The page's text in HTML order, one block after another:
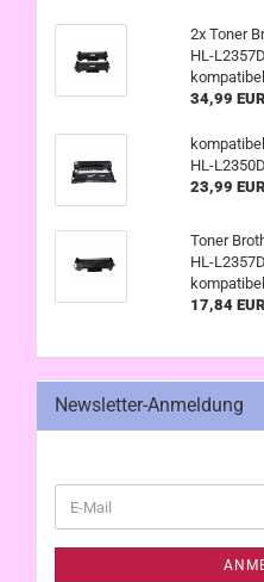
2x Toner
HL-
34,99 EUR
HL-
23,99 EUR
Toner
HL-
17,84 EUR
Newsletter-Anmeldung
ZUR
E-
Mail